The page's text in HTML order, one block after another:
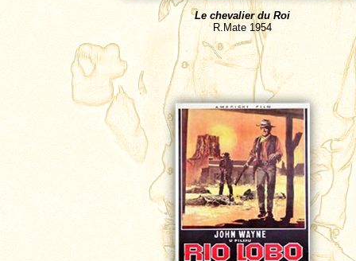
Le chevalier du Roi
R.Mate1954